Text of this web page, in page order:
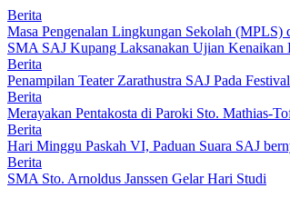
Berita
Masa Pengenalan Lingkungan Sekolah
SMA SAJ Kupang Laksanakan Ujian Kenaikan
Berita
Penampilan Teater Zarathustra SAJ Pada
Berita
Merayakan Pentakosta di Paroki Sto. Mathias-
Berita
Hari Minggu Paskah VI, Paduan Suara SAJ
Berita
SMA Sto. Arnoldus Janssen Gelar Hari Studi